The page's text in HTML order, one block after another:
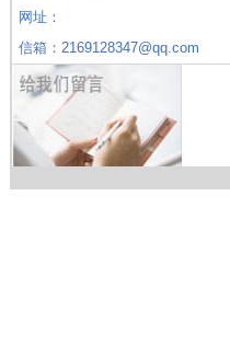
网址：
信箱：2169128347@qq.com